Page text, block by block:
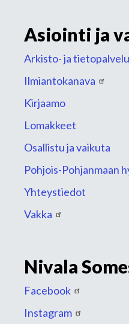
Asiointi ja
Arkisto- ja
Ilmiantokanava
Kirjaamo
Lomakkeet
Osallistu ja vaikuta
Pohjois-Pohjanmaan
Yhteystiedot
Vakka
Nivala
Facebook
Instagram